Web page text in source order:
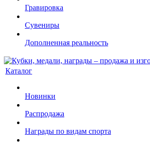
Гравировка
Сувениры
Дополненная реальность
Каталог
Новинки
Распродажа
Награды по видам спорта